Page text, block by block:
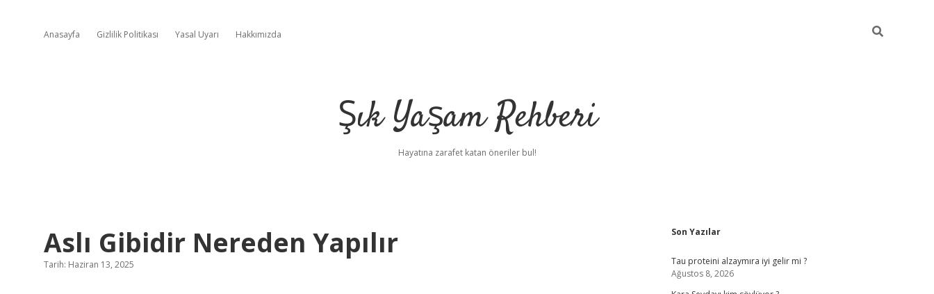
Anasayfa Gizlilik Politikası Yasal Uyarı Hakkımızda
Şık Yaşam Rehberi
Hayatına zarafet katan öneriler bul!
Aslı Gibidir Nereden Yapılır
Tarih: Haziran 13, 2025
Sidebar
Son Yazılar
Tau proteini alzaymıra iyi gelir mi ?
Ağustos 8, 2026